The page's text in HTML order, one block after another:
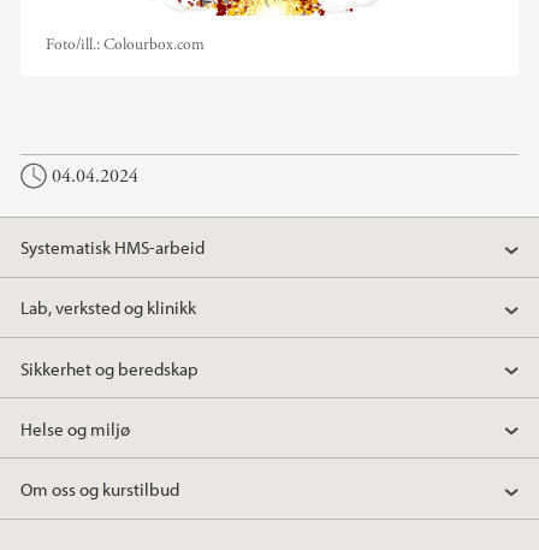
Foto/ill.:Colourbox.com
04.04.2024
Systematisk HMS-arbeid
Lab, verksted og klinikk
Sikkerhet og beredskap
Helse og miljø
Om oss og kurstilbud